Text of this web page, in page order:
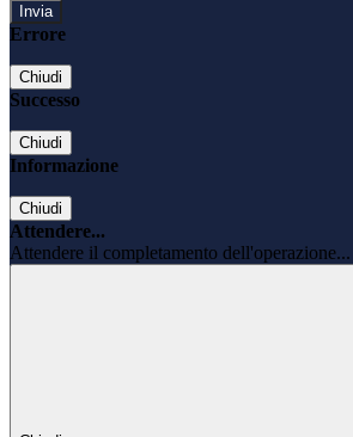
Errore
Chiudi
Successo
Chiudi
Informazione
Chiudi
Attendere...
Attendere il completamento dell'operazione...